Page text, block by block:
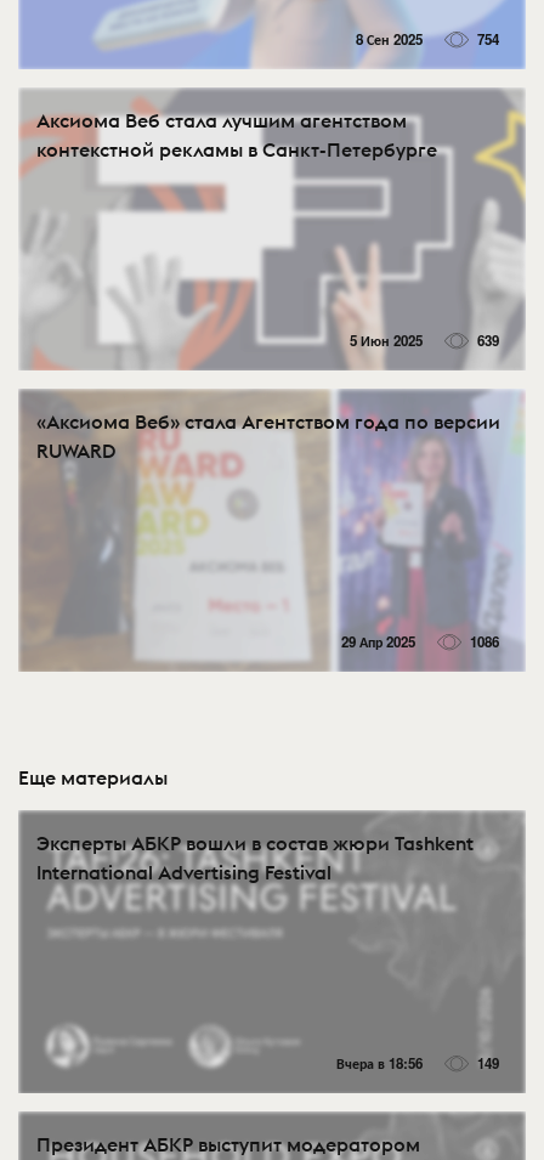
8 Сен 2025 754
Аксиома Веб стала лучшим агентством
контекстной рекламы в Санкт-Петербурге
5 Июн 2025 639
«Аксиома Веб» стала Агентством года по версии
RUWARD
29 Апр 2025 1086
Еще материалы
Эксперты АБКР вошли в состав жюри Tashkent
International Advertising Festival
Вчера в 18:56 149
Президент АБКР выступит модератором